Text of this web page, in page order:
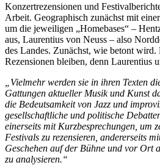
Konzertrezensionen und
Arbeit. Geographisch zunächst mit
um die jeweiligen „Homebases“ –
aus, Laurentius von Neuss – also
des Landes. Zunächst, wie betont wird.
Rezensionen bleiben, denn Laurentius
„Vielmehr werden sie in ihren Texten
Gattungen aktueller Musik und Kunst
die Bedeutsamkeit von Jazz und
gesellschaftliche und politische
einerseits mit Kurzbesprechungen, um
Festivals zu rezensieren, andererseits
Geschehen auf der Bühne und vor Ort
zu analysieren.“